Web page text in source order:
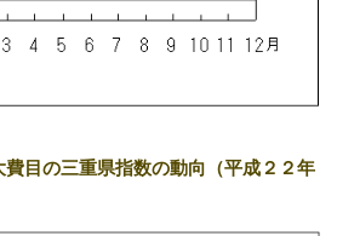
目の三重県指数の動向（平成２２年